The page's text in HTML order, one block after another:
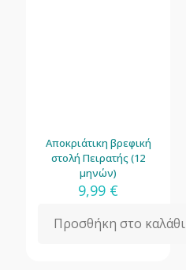
Αποκριάτικη βρεφική
στολή Πειρατής (12
μηνών)
9,99 €
Προσθήκη στο καλάθι